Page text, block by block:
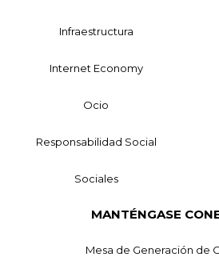
Infraestructura
Internet Economy
Ocio
Responsabilidad Social
Sociales
MANTÉNGASE
Mesa de Generación de